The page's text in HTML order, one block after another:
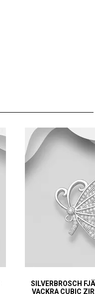
SILVERBROSCH
VACKRA CUBIC